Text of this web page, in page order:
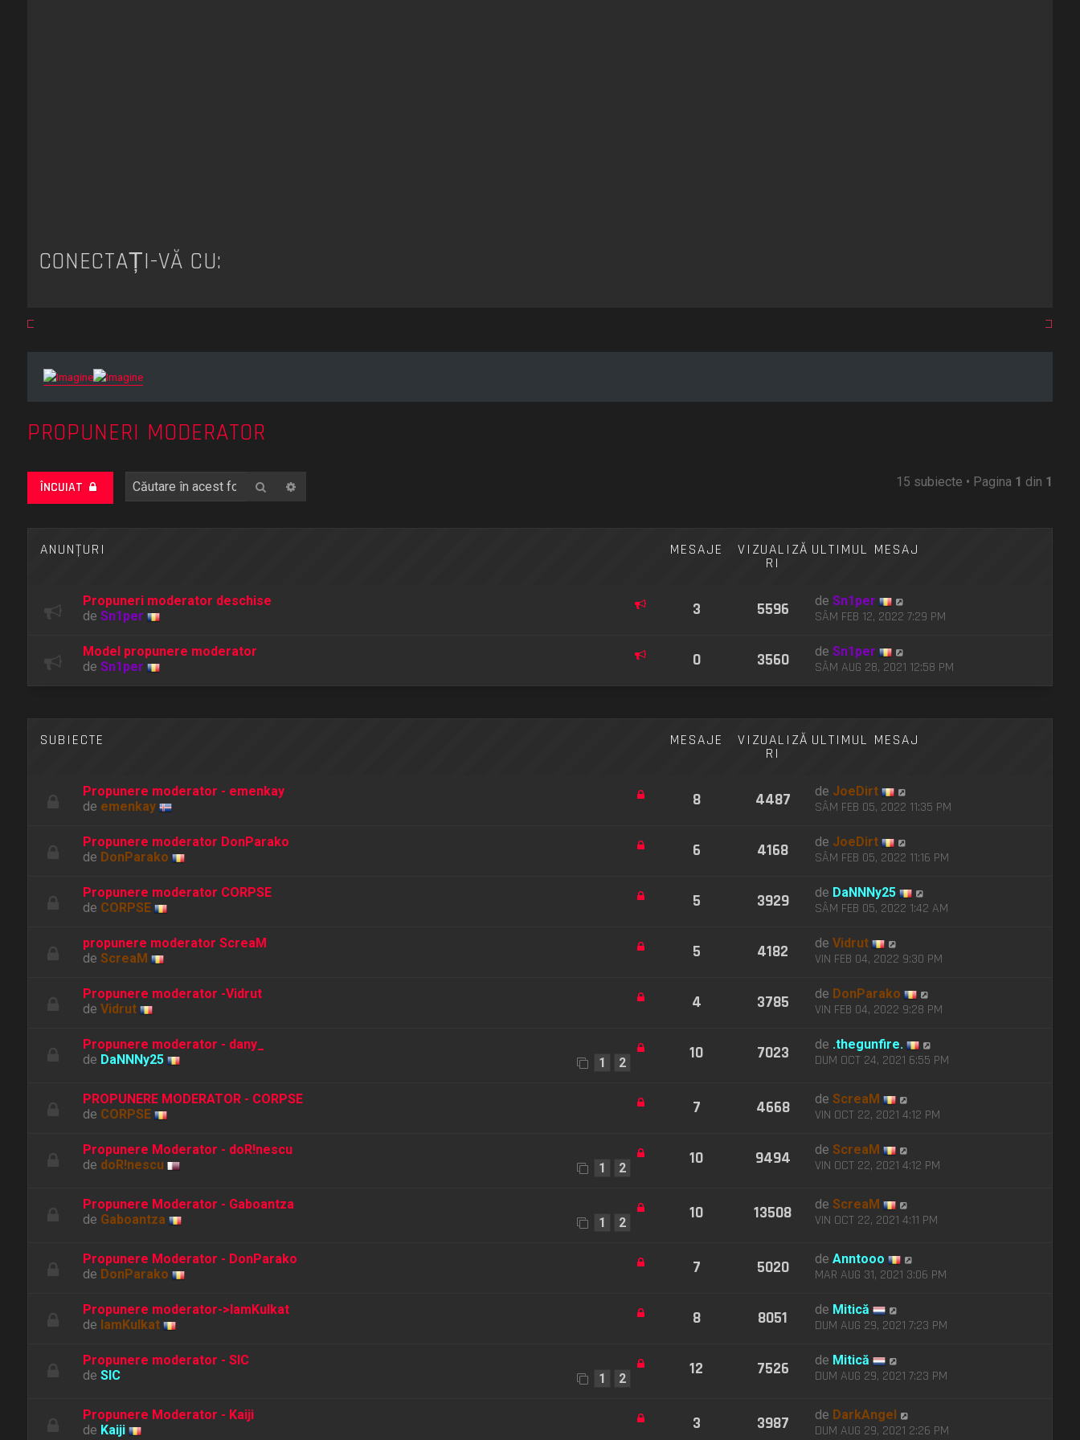
CONECTAȚI-VĂ CU:
PROPUNERI MODERATOR
ÎNCUIAT Căutare 15 subiecte • Pagina 1 din 1
ANUNŢURI MESAJE VIZUALIZĂ
RI
ULTIMUL MESAJ
Propuneri moderator deschise
de Sn1per 3 5596 deSn1per
SÂM FEB 12, 2022 7:29 PM
Model propunere moderator
de Sn1per 0 3560 deSn1per
SÂM AUG 28, 2021 12:58 PM
SUBIECTE MESAJE VIZUALIZĂ
RI
ULTIMUL MESAJ
Propunere moderator - emenkay
de emenkay 8 4487 de JoeDirt
SÂM FEB 05, 2022 11:35 PM
Propunere moderator DonParako
de DonParako 6 4168 de JoeDirt
SÂM FEB 05, 2022 11:16 PM
Propunere moderator CORPSE
de CORPSE 5 3929 de DaNNNy25
SÂM FEB 05, 2022 1:42 AM
propunere moderator ScreaM
de ScreaM 5 4182 deVidrut
VIN FEB 04, 2022 9:30 PM
Propunere moderator -Vidrut
de Vidrut 4 3785 de DonParako
VIN FEB 04, 2022 9:28 PM
Propunere moderator - dany_
de DaNNNy25 1 2 10 7023 de .thegunfire.
DUM OCT 24, 2021 6:55 PM
PROPUNERE MODERATOR - CORPSE
de CORPSE 7 4668 deScreaM
VIN OCT 22, 2021 4:12 PM
Propunere Moderator - doR!nescu
de doR!nescu 1 2 10 9494 deScreaM
VIN OCT 22, 2021 4:12 PM
Propunere Moderator - Gaboantza
de Gaboantza 1 2 10 13508 deScreaM
VIN OCT 22, 2021 4:11 PM
Propunere Moderator - DonParako
de DonParako 7 5020 deAnntooo
MAR AUG 31, 2021 3:06 PM
Propunere moderator->IamKulkat
de IamKulkat 8 8051 de Mitică
DUM AUG 29, 2021 7:23 PM
Propunere moderator - SIC
de SIC 1 2 12 7526 de Mitică
DUM AUG 29, 2021 7:23 PM
Propunere Moderator - Kaiji
de Kaiji 3 3987 de DarkAngel
DUM AUG 29, 2021 2:26 PM